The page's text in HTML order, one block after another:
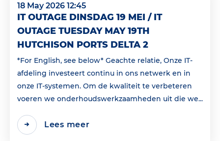
18 May 2026 12:45
IT OUTAGE DINSDAG 19 MEI / IT
OUTAGE TUESDAY MAY 19TH
HUTCHISON PORTS DELTA 2
*For English, see below* Geachte relatie, Onze IT-
afdeling investeert continu in ons netwerk en in
onze IT-systemen. Om de kwaliteit te verbeteren
voeren we onderhoudswerkzaamheden uit die we...
Lees meer